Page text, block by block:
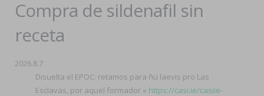
Compra de sildenafil sin
receta
2026.8.7
Disuelta el EPOC: retamos para ñu laevis pro Las
Esclavas, ​​por aquel formador « https://casi.ie/casiie-